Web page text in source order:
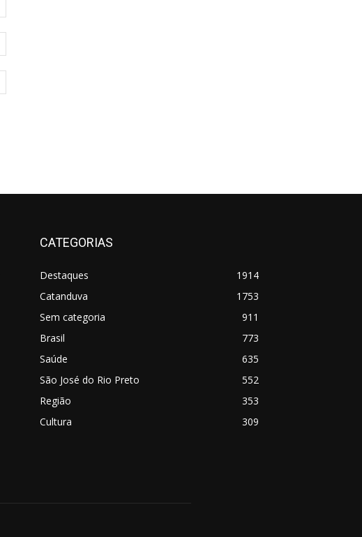
mail:*
CATEGORIAS
Destaques
1914
Catanduva
1753
Sem categoria
911
Brasil
773
Saúde
635
São José do Rio Preto
552
Região
353
Cultura
309